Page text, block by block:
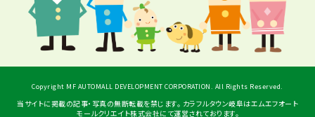
Copyright MF AUTOMALL DEVELOPMENT CORPORATION. All Rights Reserved.
当サイトに掲載の記事・写真の無断転載を禁じます。 カラフルタウン岐阜はエムエフオート
モールクリエイト株式会社にて運営されております。